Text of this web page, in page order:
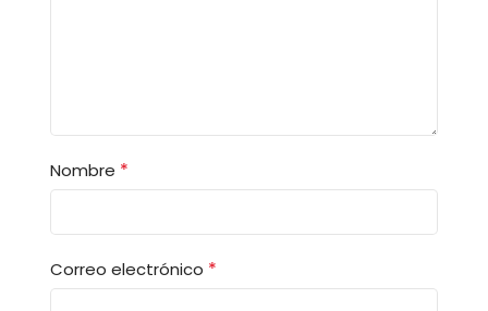
Nombre *
Correo electrónico *